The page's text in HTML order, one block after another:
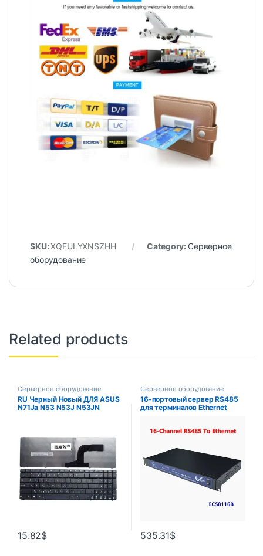
SKU:XQFULYXNSZHH Category: Серверное
оборудование
Related products
Серверное оборудование
RU Черный Новый ДЛЯ ASUS
N71Ja N53 N53J N53JN
Русская
15.82$
Серверное оборудование
16-портовый сервер RS485
для терминалов Ethernet
Последовательная связь
535.31$